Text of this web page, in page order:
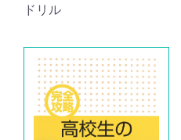
ドリル